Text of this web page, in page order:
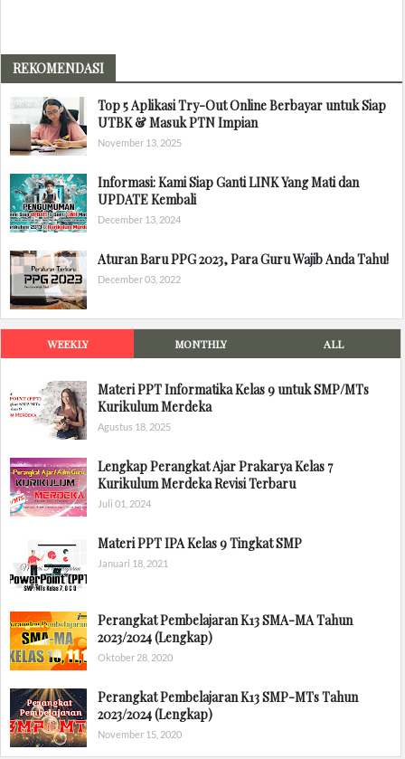
REKOMENDASI
Top 5 Aplikasi Try-Out Online Berbayar untuk Siap
UTBK & Masuk PTN Impian
November 13, 2025
Informasi: Kami Siap Ganti LINK Yang Mati dan
UPDATE Kembali
December 13, 2024
Aturan Baru PPG 2023, Para Guru Wajib Anda Tahu!
December 03, 2022
WEEKLY MONTHLY ALL
Materi PPT Informatika Kelas 9 untuk SMP/MTs
Kurikulum Merdeka
Agustus 18, 2025
Lengkap Perangkat Ajar Prakarya Kelas 7
Kurikulum Merdeka Revisi Terbaru
Juli 01, 2024
Materi PPT IPA Kelas 9 Tingkat SMP
Januari 18, 2021
Perangkat Pembelajaran K13 SMA-MA Tahun
2023/2024 (Lengkap)
Oktober 28, 2020
Perangkat Pembelajaran K13 SMP-MTs Tahun
2023/2024 (Lengkap)
November 15, 2020